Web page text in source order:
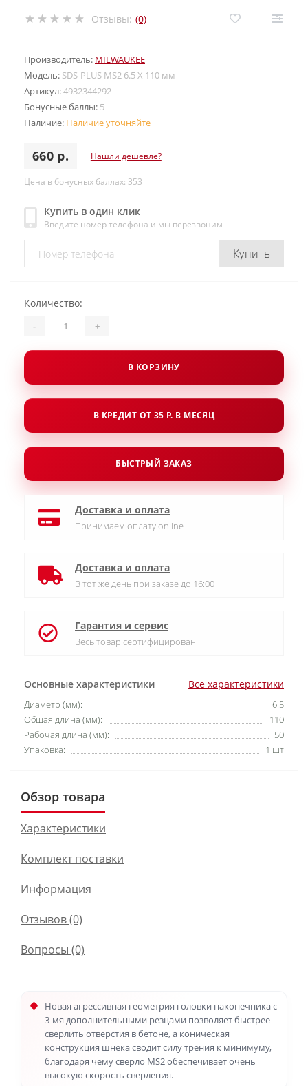
Отзывы: (0)
Производитель: MILWAUKEE
Модель: SDS-PLUS MS2 6.5 X 110 мм
Артикул:4932344292
Бонусные баллы: 5
Наличие: Наличие уточняйте
660 р. Нашли дешевле?
Цена в бонусных баллах: 353
Купить в один клик
Введите номер телефона и мы перезвоним
Купить
Основные характеристики Все характеристики
Диаметр (мм):
6.5
Общая длина (мм):
110
Рабочая длина (мм):
50
Упаковка:
1 шт
Количество:
- +
В КОРЗИНУ
В КРЕДИТ ОТ 35 Р. В МЕСЯЦ
БЫСТРЫЙ ЗАКАЗ
Доставка и оплата
Принимаем оплату online
Доставка и оплата
В тот же день при заказе до 16:00
Гарантия и сервис
Весь товар сертифицирован
Обзор товара
Характеристики
Комплект поставки
Информация
Отзывов (0)
Вопросы (0)
Новая агрессивная геометрия головки наконечника с
3-мя дополнительными резцами позволяет быстрее
сверлить отверстия в бетоне, а коническая
конструкция шнека сводит силу трения к минимуму,
благодаря чему сверло MS2 обеспечивает очень
высокую скорость сверления.